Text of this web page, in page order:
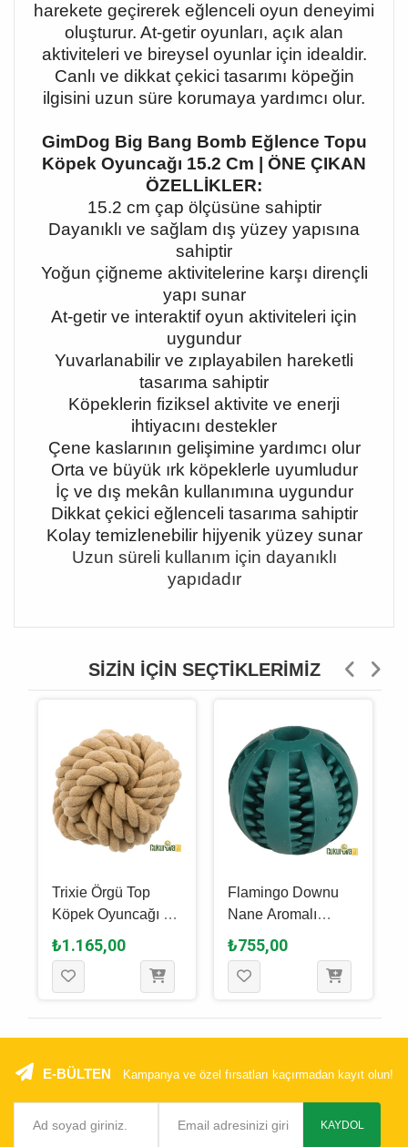
harekete geçirerek eğlenceli oyun deneyimi
oluşturur. At-getir oyunları, açık alan
aktiviteleri ve bireysel oyunlar için idealdir.
Canlı ve dikkat çekici tasarımı köpeğin
ilgisini uzun süre korumaya yardımcı olur.
GimDog Big Bang Bomb Eğlence Topu
Köpek Oyuncağı 15.2 Cm | ÖNE ÇIKAN
ÖZELLİKLER:
15.2 cm çap ölçüsüne sahiptir
Dayanıklı ve sağlam dış yüzey yapısına
sahiptir
Yoğun çiğneme aktivitelerine karşı dirençli
yapı sunar
At-getir ve interaktif oyun aktiviteleri için
uygundur
Yuvarlanabilir ve zıplayabilen hareketli
tasarıma sahiptir
Köpeklerin fiziksel aktivite ve enerji
ihtiyacını destekler
Çene kaslarının gelişimine yardımcı olur
Orta ve büyük ırk köpeklerle uyumludur
İç ve dış mekân kullanımına uygundur
Dikkat çekici eğlenceli tasarıma sahiptir
Kolay temizlenebilir hijyenik yüzey sunar
Uzun süreli kullanım için dayanıklı
yapıdadır
SIZIN İÇIN SEÇTIKLERIMIZ
Trixie Örgü Top
Köpek Oyuncağı 18
Cm
₺1.165,00
Flamingo Downu
Nane Aromalı
Plastik Top Köpek
Oyuncağı 7 Cm
₺755,00
E-BÜLTEN Kampanya ve özel fırsatları kaçırmadan kayıt olun!
KAYDOL